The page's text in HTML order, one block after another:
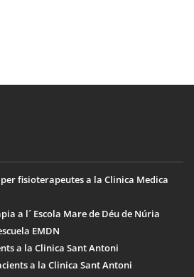
fisioterapeutes a la Clinica Medica
a l´ Escola Mare de Déu de Núria
EMDN
a la Clinica Sant Antoni
a la Clinica Sant Antoni